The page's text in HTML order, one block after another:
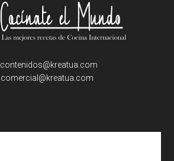
contenidos@kreatua.com
comercial@kreatua.com